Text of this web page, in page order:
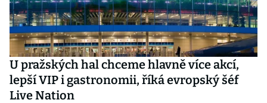
U pražských hal chceme hlavně více akcí,
lepší VIP i gastronomii, říká evropský šéf
Live Nation